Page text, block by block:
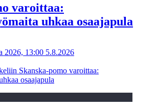
varoittaa:
uhkaa osaajapula
2026, 13:00 5.8.2026
Skanska-pomo varoittaa:
osaajapula